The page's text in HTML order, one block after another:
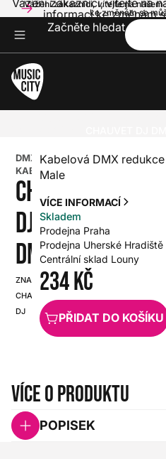
Vážení zákazníci, vítejte na
ke změnám se
Vážení zákazníci, vítejte na
informací ke změnám
Začněte hledat
DMX
KABELY
CHAUVET
DJ
DMX5F3M
ZNAČKA:
CHAUVET
DJ
SKU:
HX0000000100413
Kabelová DMX
Male
VÍCE INFORMACÍ
Skladem
Prodejna Praha
Prodejna Uherské Hradiště
Centrální sklad Louny
234 Kč
PŘIDAT DO KOŠÍKU
Více o produktu
POPISEK